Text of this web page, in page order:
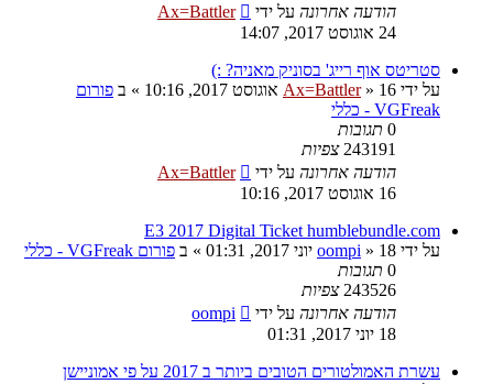
הודעה אחרונה על ידי
Ax=Battler
24 אוגוסט 2017, 14:07
סטריטס אוף רייג' בסוניק מאניה? :)
על ידי
Ax=Battler» 16 אוגוסט 2017, 10:16 » ב פורום
VGFreak - כללי
0 תגובות
243191 צפיות
הודעה אחרונה על ידי
Ax=Battler
16 אוגוסט 2017, 10:16
E3 2017 Digital Ticket humblebundle.com
על ידי
oompi » 18 יוני 2017, 01:31 » ב פורום VGFreak - כללי
0 תגובות
243526 צפיות
הודעה אחרונה על ידי
oompi
18 יוני 2017, 01:31
עשרת האמולטורים הטובים ביותר ב 2017 על פי אמוניישן